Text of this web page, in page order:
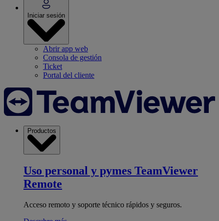
Iniciar sesión
Abrir app web
Consola de gestión
Ticket
Portal del cliente
Productos
Uso personal y pymes TeamViewer
Remote
Acceso remoto y soporte técnico rápidos y seguros.